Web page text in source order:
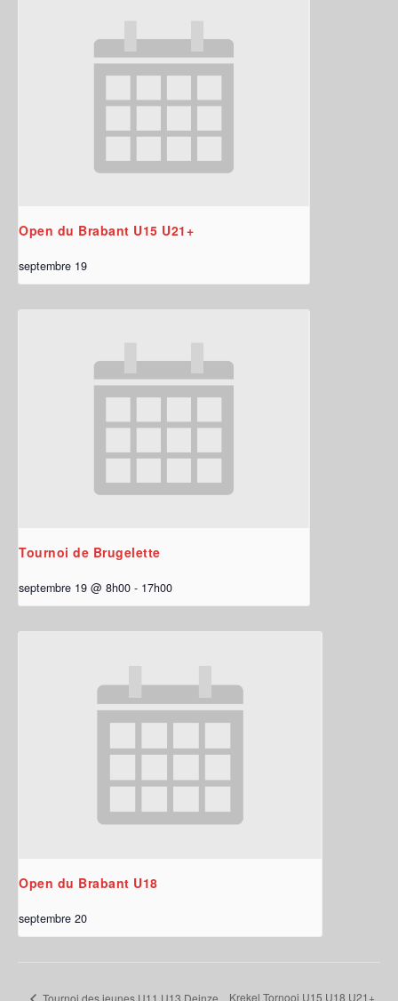
Open du Brabant U15 U21+
septembre 19
Tournoi de Brugelette
septembre 19 @ 8h00 - 17h00
Open du Brabant U18
septembre 20
Tournoi des jeunes U11 U13 Deinze Krekel Tornooi U15 U18 U21+